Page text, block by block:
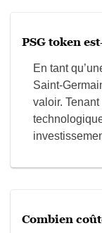
PSG token
En tant
Saint-
valoir.
Combien